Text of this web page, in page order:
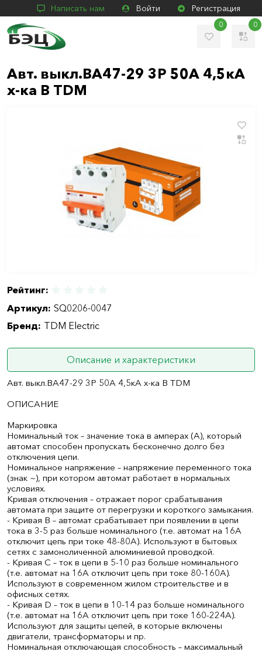
Написать нам Войти Регистрация
0 0
Авт. выкл.ВА47-29 3Р 50А 4,5кА
х-ка В TDM
Рейтинг:
Артикул: SQ0206-0047
Бренд: TDM Electric
Описание и характеристики
Авт. выкл.ВА47-29 3Р 50А 4,5кА х-ка В TDM
ОПИСАНИЕ
Маркировка
Номинальный ток – значение тока в амперах (А), который
автомат способен пропускать бесконечно долго без
отключения цепи.
Номинальное напряжение – напряжение переменного тока
(знак ~), при котором автомат работает в нормальных
условиях.
Кривая отключения – отражает порог срабатывания
автомата при защите от перегрузки и короткого замыкания.
- Кривая B – автомат срабатывает при появлении в цепи
тока в 3-5 раз больше номинального (т.е. автомат на 16А
отключит цепь при токе 48-80А). Используют в бытовых
сетях с замоноличенной алюминиевой проводкой.
- Кривая С – ток в цепи в 5-10 раз больше номинального
(т.е. автомат на 16А отключит цепь при токе 80-160А).
Используют в современном жилом строительстве и в
офисных сетях.
- Кривая D – ток в цепи в 10-14 раз больше номинального
(т.е. автомат на 16А отключит цепь при токе 160-224А).
Используют для защиты цепей, в которые включены
двигатели, трансформаторы и пр.
Номинальная отключающая способность – максимальный